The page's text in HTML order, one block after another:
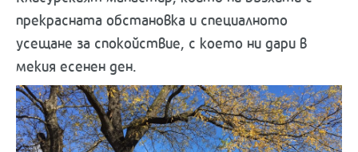
прекрасната обстановка и специалното
усещане за спокойствие, с което ни дари в
мекия есенен ден.